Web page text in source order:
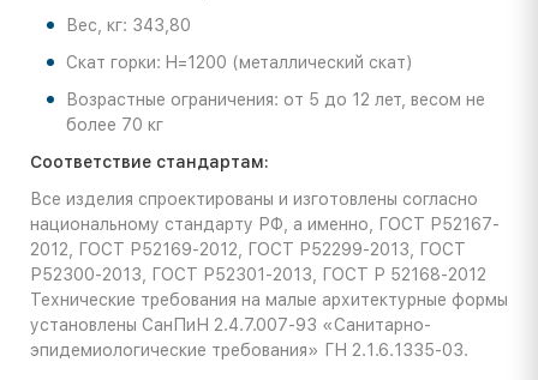
Вес, кг: 343,80
Скат горки: H=1200 (металлический скат)
Возрастные ограничения: от 5 до 12 лет, весом не
более 70 кг
Соответствие стандартам:
Все изделия спроектированы и изготовлены согласно
национальному стандарту РФ, а именно, ГОСТ Р52167-
2012, ГОСТ Р52169-2012, ГОСТ Р52299-2013, ГОСТ
Р52300-2013, ГОСТ Р52301-2013, ГОСТ Р 52168-2012
Технические требования на малые архитектурные формы
установлены СанПиН 2.4.7.007-93 «Санитарно-
эпидемиологические требования» ГН 2.1.6.1335-03.